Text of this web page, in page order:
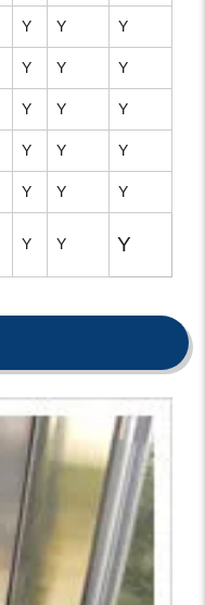
Y Y Y
Y Y Y
Y Y Y
Y Y Y
Y Y Y
Y Y Y